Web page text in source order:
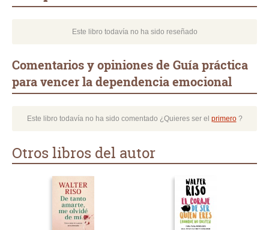
Este libro todavía no ha sido reseñado
Comentarios y opiniones de Guía práctica
para vencer la dependencia emocional
Este libro todavía no ha sido comentado ¿Quieres ser el primero?
Otros libros del autor